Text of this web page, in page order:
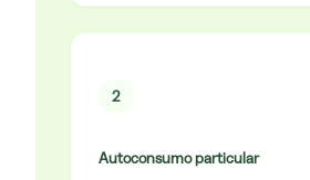
2
Autoconsumo particular